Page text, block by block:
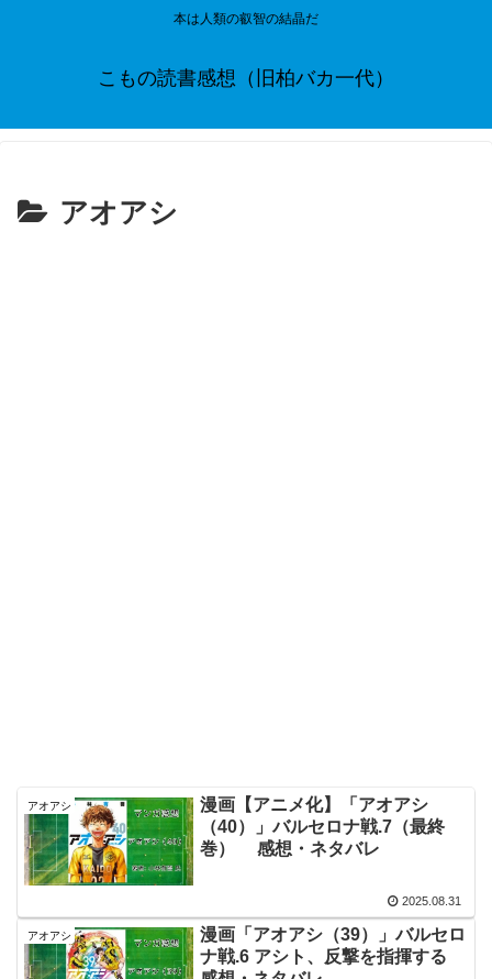
本は人類の叡智の結晶だ
こもの読書感想（旧柏バカ一代）
アオアシ
アオアシ
漫画【アニメ化】「アオアシ
（40）」バルセロナ戦.7（最終
巻） 感想・ネタバレ
2025.08.31
アオアシ
漫画「アオアシ（39）」バルセロ
ナ戦.6 アシト、反撃を指揮する